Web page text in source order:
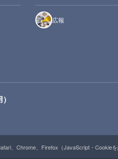
広報
、Chrome、Firefox（JavaScript・Cookie